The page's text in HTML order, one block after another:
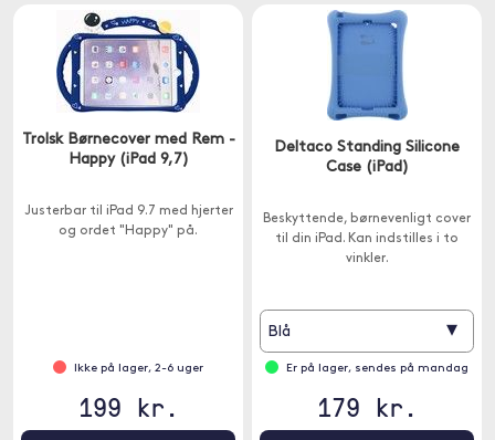
Trolsk Børnecover med Rem -
Happy (iPad 9,7)
Justerbar til iPad 9.7 med hjerter
og ordet "Happy" på.
Ikke på lager, 2-6 uger
199 kr.
Deltaco Standing Silicone
Case (iPad)
Beskyttende, børnevenligt cover
til din iPad. Kan indstilles i to
vinkler.
Blå ▾
Er på lager, sendes på mandag
179 kr.